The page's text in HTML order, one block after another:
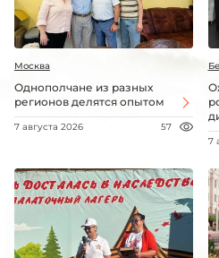
Москва
Однополчане из разных
регионов делятся опытом
7 августа 2026 57
7